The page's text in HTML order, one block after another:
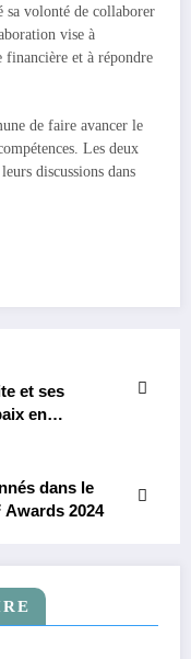
sa volonté de collaborer
vise à
financière et à répondre
de faire avancer le
Les deux
discussions dans
et ses
en
dans le
Awards 2024